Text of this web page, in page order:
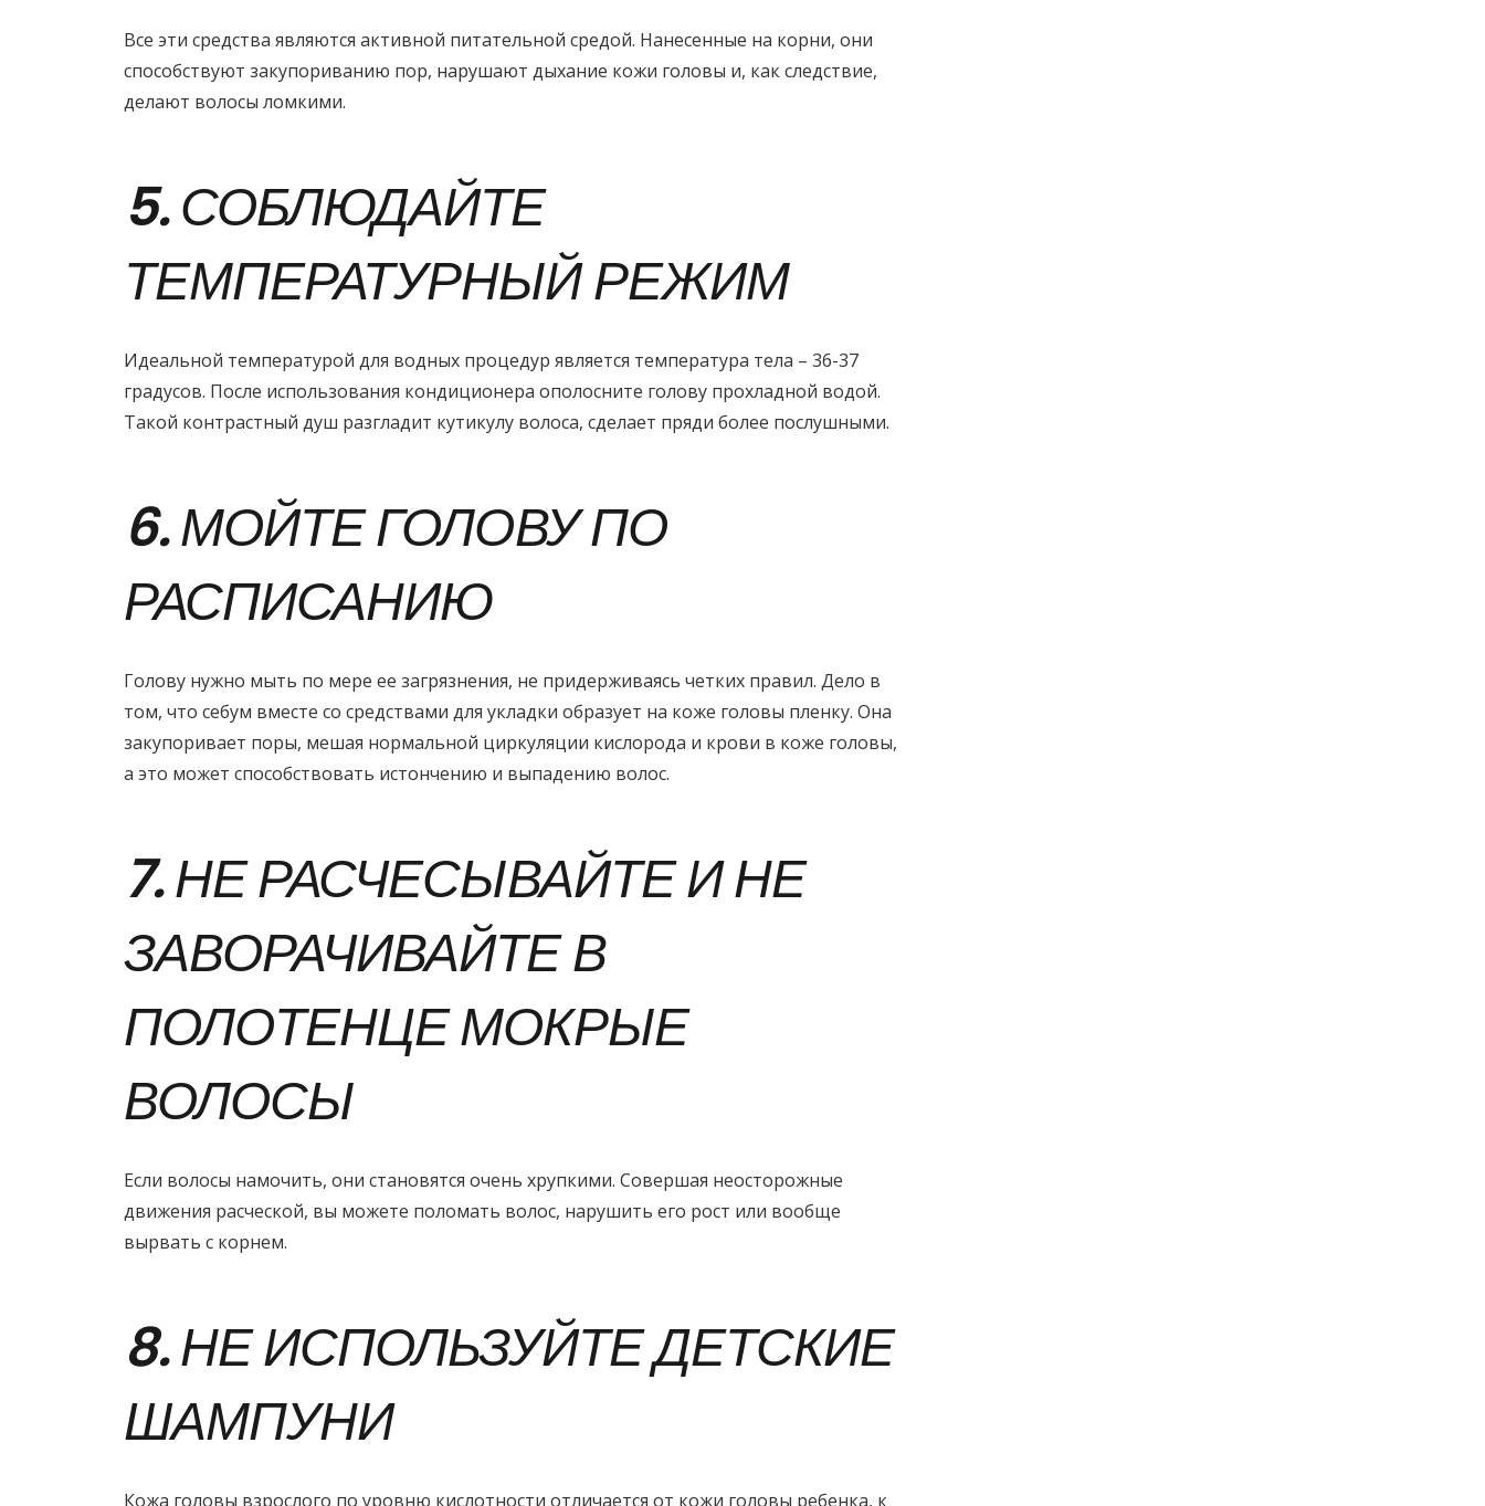
Все эти средства являются активной питательной средой. Нанесенные на корни, они
способствуют закупориванию пор, нарушают дыхание кожи головы и, как следствие,
делают волосы ломкими.
5. СОБЛЮДАЙТЕ
ТЕМПЕРАТУРНЫЙ РЕЖИМ
Идеальной температурой для водных процедур является температура тела – 36-37
градусов. После использования кондиционера ополосните голову прохладной водой.
Такой контрастный душ разгладит кутикулу волоса, сделает пряди более послушными.
6. МОЙТЕ ГОЛОВУ ПО
РАСПИСАНИЮ
Голову нужно мыть по мере ее загрязнения, не придерживаясь четких правил. Дело в
том, что себум вместе со средствами для укладки образует на коже головы пленку. Она
закупоривает поры, мешая нормальной циркуляции кислорода и крови в коже головы,
а это может способствовать истончению и выпадению волос.
7. НЕ РАСЧЕСЫВАЙТЕ И НЕ
ЗАВОРАЧИВАЙТЕ В
ПОЛОТЕНЦЕ МОКРЫЕ
ВОЛОСЫ
Если волосы намочить, они становятся очень хрупкими. Совершая неосторожные
движения расческой, вы можете поломать волос, нарушить его рост или вообще
вырвать с корнем.
8. НЕ ИСПОЛЬЗУЙТЕ ДЕТСКИЕ
ШАМПУНИ
Кожа головы взрослого по уровню кислотности отличается от кожи головы ребенка, к